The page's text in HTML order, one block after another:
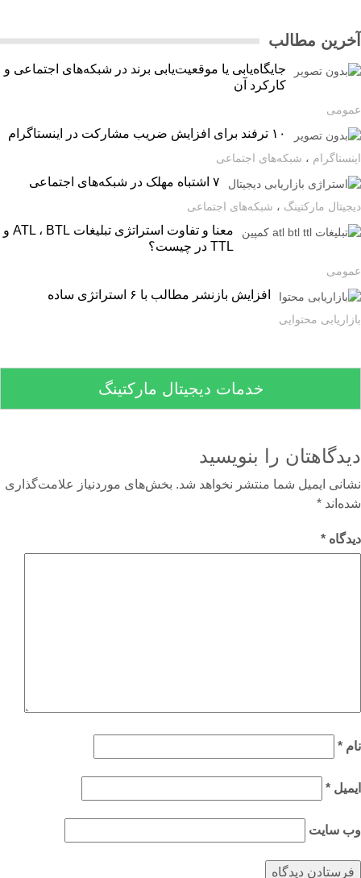
مطالب
جایگاه‌یابی یا موقعیت‌یابی برند در شبکه‌های اجتماعی و
کارکرد آن
۱۰ ترفند برای افزایش ضریب مشارکت در اینستاگرام
،شبکه‌های اجتماعی
مارکتینگ،شبکه‌های اجتماعی
معنا و تفاوت استراتژی تبلیغات ATL ، BTL و
TTL در چیست؟
افزایش بازنشر مطالب با ۶ استراتژی ساده
محتوایی
خدمات دیجیتال مارکتینگ
را بنویسید
ایمیل شما منتشر نخواهد شد. بخش‌های موردنیاز علامت‌گذاری
*
*
*
*
سایت